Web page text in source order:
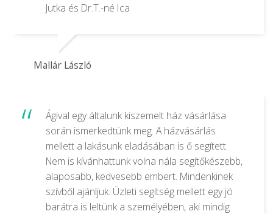
Jutka és Dr.T.-né Ica
Mallár László
Ágival egy általunk kiszemelt ház vásárlása
során ismerkedtünk meg. A házvásárlás
mellett a lakásunk eladásában is ő segített.
Nem is kívánhattunk volna nála segítőkészebb,
alaposabb, kedvesebb embert. Mindenkinek
szívből ajánljuk. Üzleti segítség mellett egy jó
barátra is leltünk a személyében, aki mindig